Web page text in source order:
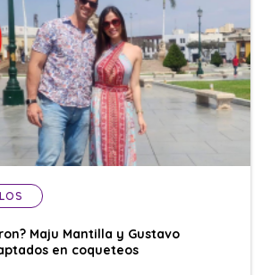
Maju Mantilla y Gustavo
en coqueteos